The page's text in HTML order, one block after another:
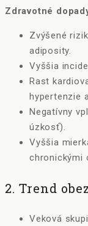
Zdravotné
Zvýšené
adiposity.
Vyššia
Rast
hypertenzie
Negatívny
úzkosť).
Vyššia
chronickými
2. Trend
Veková